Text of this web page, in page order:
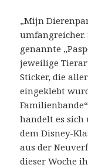
„Mijn
umfangreicher.
genannte
jeweilige
Sticker, die
eingeklebt
handelt es
dem Disney-
aus der
dieser Woche